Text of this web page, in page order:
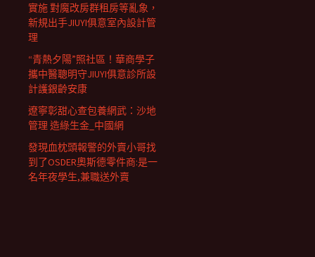
實施 對魔改房群租房等亂象，
新規出手JIUYI俱意室內設計管
理
“青熱夕陽”照社區！華商學子
攜中醫聰明守JIUYI俱意診所設
計護銀齡安康
遼寧彰甜心查包養網武：沙地
管理 造綠生金_中國網
發現血枕頭報警的外賣小哥找
到了OSDER奧斯德零件商:是一
名年夜學生,兼職送外賣